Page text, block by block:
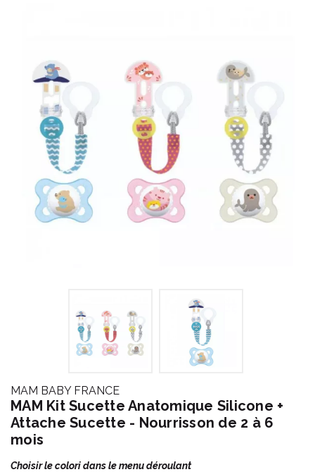
MAM BABY FRANCE
MAM Kit Sucette Anatomique Silicone +
Attache Sucette - Nourrisson de 2 à 6
mois
Choisir le colori dans le menu déroulant